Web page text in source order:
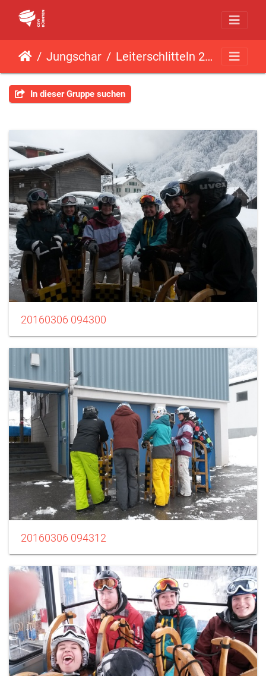
Jungschar Leiterschlitteln 2016
In dieser Gruppe suchen
20160306 094300
20160306 094312